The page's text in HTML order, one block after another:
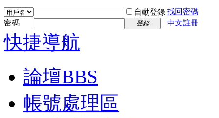
自動登錄 找回密碼
密碼
登錄 中文註冊
快捷導航
論壇BBS
帳號處理區